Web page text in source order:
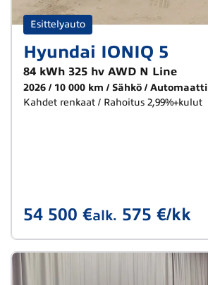
Esittelyauto
Hyundai IONIQ 5
84 kWh 325 hv AWD N Line
2026 10 000 km Sähkö Automaatti
Kahdet renkaat / Rahoitus 2,99%+kulut
54 500 €alk. 575 €/kk